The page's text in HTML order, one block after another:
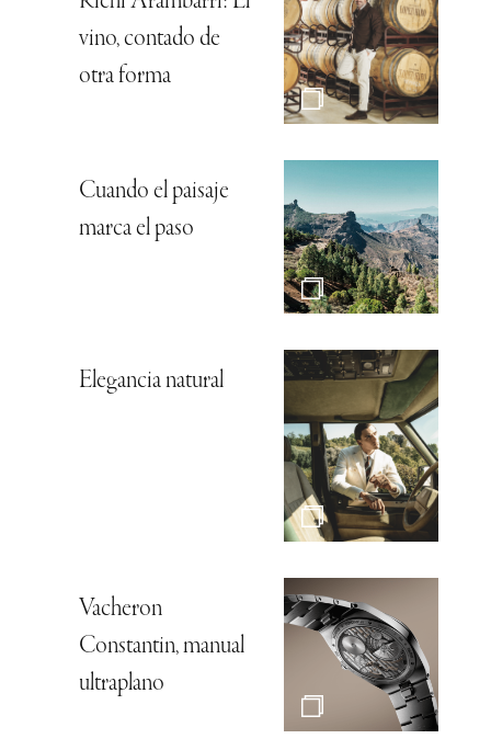
vino, contado de
otra forma
Cuando el paisaje
marca el paso
Elegancia natural
Vacheron
Constantin, manual
ultraplano